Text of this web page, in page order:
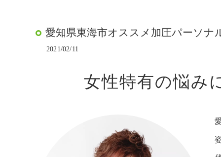
愛知県東海市オススメ加圧パーソ
2021/02/11
女性特有の悩み